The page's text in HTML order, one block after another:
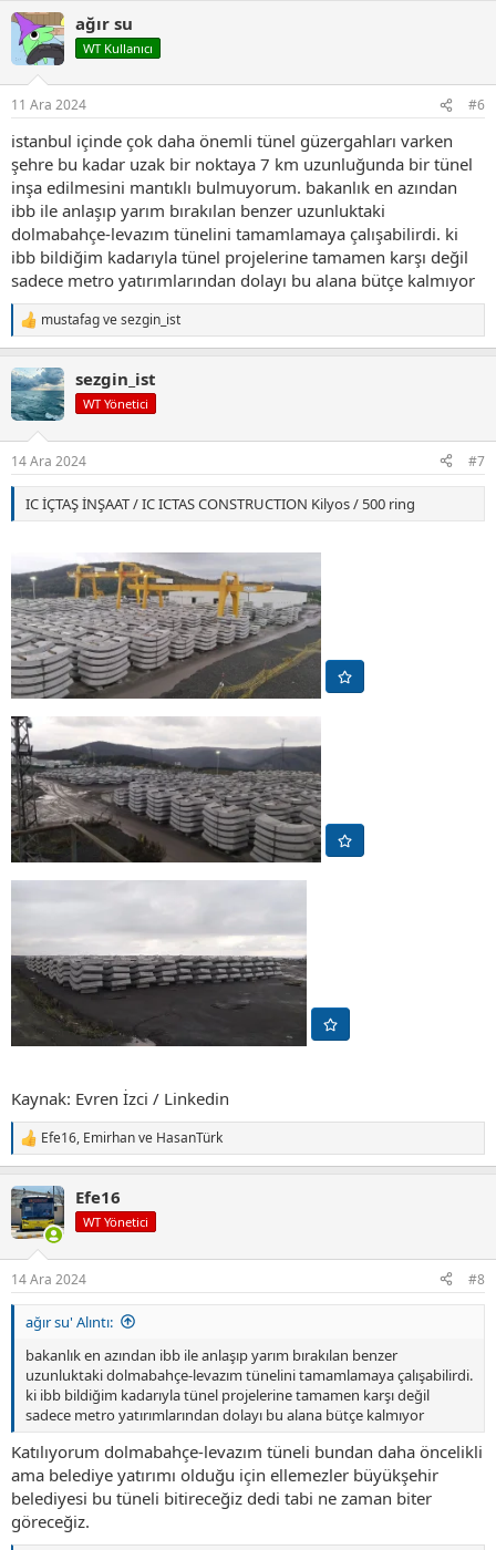
k
i
l
ağır su
WT Kullanıcı
11 Ara 2024 #6
istanbul içinde çok daha önemli tünel güzergahları varken
şehre bu kadar uzak bir noktaya 7 km uzunluğunda bir tünel
inşa edilmesini mantıklı bulmuyorum. bakanlık en azından
ibb ile anlaşıp yarım bırakılan benzer uzunluktaki
dolmabahçe-levazım tünelini tamamlamaya çalışabilirdi. ki
ibb bildiğim kadarıyla tünel projelerine tamamen karşı değil
sadece metro yatırımlarından dolayı bu alana bütçe kalmıyor
T
e
k
i
l
:
mustafagvesezgin_ist
sezgin_ist
WT Yönetici
14 Ara 2024 #7
IC İÇTAŞ İNŞAAT / IC ICTAS CONSTRUCTION Kilyos / 500 ring
Kaynak: Evren İzci / Linkedin
T
e
k
i
l
:
Efe16, Emirhanve HasanTürk
Efe16
WT Yönetici
14 Ara 2024 #8
ağır su' Alıntı:
bakanlık en azından ibb ile anlaşıp yarım bırakılan benzer
uzunluktaki dolmabahçe-levazım tünelini tamamlamaya çalışabilirdi.
ki ibb bildiğim kadarıyla tünel projelerine tamamen karşı değil
sadece metro yatırımlarından dolayı bu alana bütçe kalmıyor
Katılıyorum dolmabahçe-levazım tüneli bundan daha öncelikli
ama belediye yatırımı olduğu için ellemezler büyükşehir
belediyesi bu tüneli bitireceğiz dedi tabi ne zaman biter
göreceğiz.